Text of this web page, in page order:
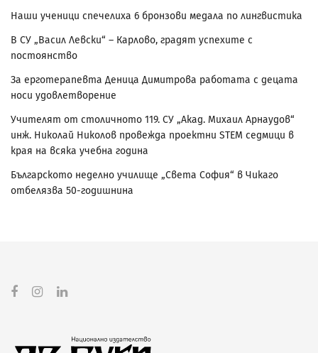
Наши ученици спечелиха 6 бронзови медала по лингвистика
В СУ „Васил Левски“ – Карлово, градят успехите с
постоянство
За ерготерапевта Деница Димитрова работата с децата
носи удовлетворение
Учителят от столичното 119. СУ „Акад. Михаил Арнаудов“
инж. Николай Николов провежда проектни STEM седмици в
края на всяка учебна година
Българското неделно училище „Света София“ в Чикаго
отбелязва 50-годишнина